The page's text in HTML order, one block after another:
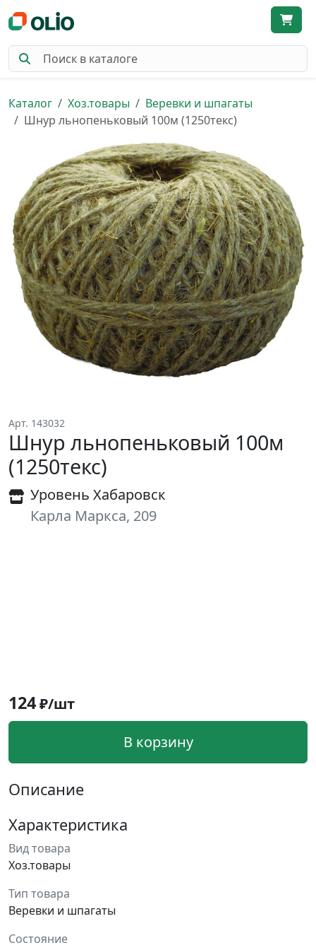
Каталог Хоз.товары
Веревки и шпагаты
Шнур льнопеньковый 100м (1250текс)
Арт. 143032
Шнур льнопеньковый 100м
(1250текс)
Уровень Хабаровск
Карла Маркса, 209
124₽/шт
В корзину
Описание
Характеристика
Вид товара
Хоз.товары
Тип товара
Веревки и шпагаты
Состояние